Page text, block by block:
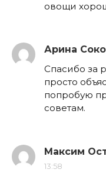
овощи
Арина
Спасибо за
просто
попробую
советам.
Максим
13:58